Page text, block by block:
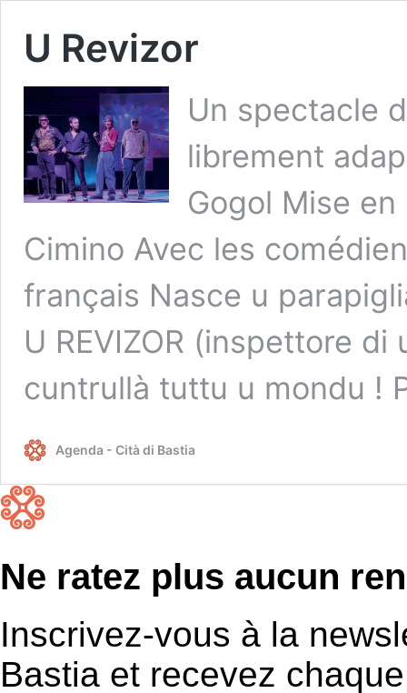
U Revizor
Un spectacle
librement
Gogol Mise
Cimino Avec les
français Nasce u
U REVIZOR (inspettore
cuntrullà tuttu u mondu !
Agenda - Cità di Bastia
Ne ratez plus aucun
Inscrivez-vous à la
Bastia et recevez